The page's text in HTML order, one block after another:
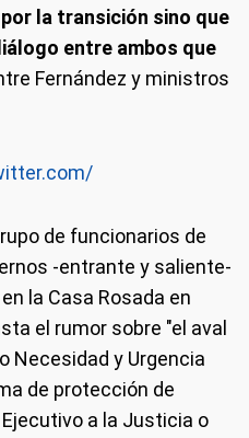
la transición sino que
entre ambos que
Fernández y ministros
de funcionarios de
-entrante y saliente-
la Casa Rosada en
el rumor sobre "el aval
Necesidad y Urgencia
de protección de
a la Justicia o